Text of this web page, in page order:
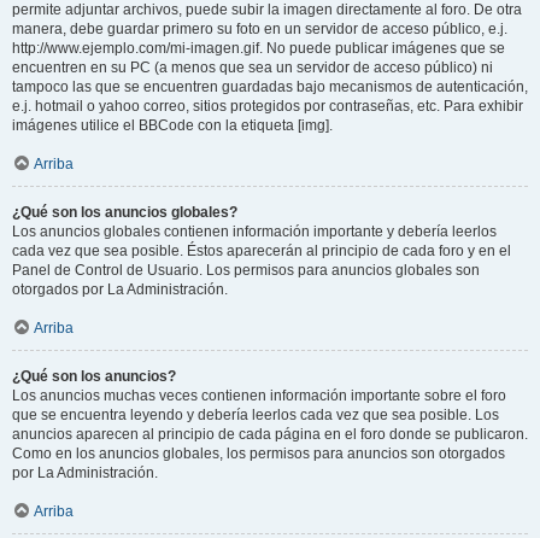
permite adjuntar archivos, puede subir la imagen directamente al foro. De otra
manera, debe guardar primero su foto en un servidor de acceso público, e.j.
http://www.ejemplo.com/mi-imagen.gif. No puede publicar imágenes que se
encuentren en su PC (a menos que sea un servidor de acceso público) ni
tampoco las que se encuentren guardadas bajo mecanismos de autenticación,
e.j. hotmail o yahoo correo, sitios protegidos por contraseñas, etc. Para exhibir
imágenes utilice el BBCode con la etiqueta [img].
Arriba
¿Qué son los anuncios globales?
Los anuncios globales contienen información importante y debería leerlos
cada vez que sea posible. Éstos aparecerán al principio de cada foro y en el
Panel de Control de Usuario. Los permisos para anuncios globales son
otorgados por La Administración.
Arriba
¿Qué son los anuncios?
Los anuncios muchas veces contienen información importante sobre el foro
que se encuentra leyendo y debería leerlos cada vez que sea posible. Los
anuncios aparecen al principio de cada página en el foro donde se publicaron.
Como en los anuncios globales, los permisos para anuncios son otorgados
por La Administración.
Arriba